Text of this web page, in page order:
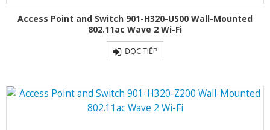
Access Point and Switch 901-H320-US00 Wall-Mounted
802.11ac Wave 2 Wi-Fi
ĐỌC TIẾP